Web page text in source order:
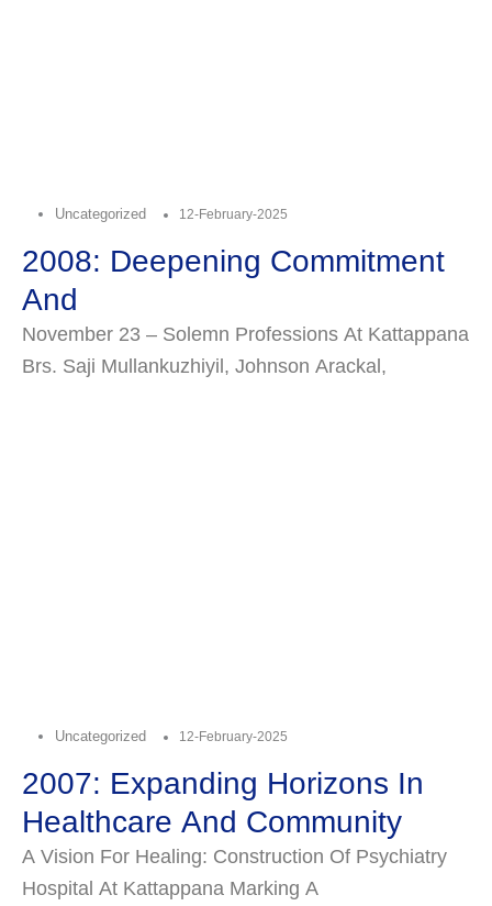
Uncategorized 12-February-2025
2008: Deepening Commitment
And
November 23 – Solemn Professions At Kattappana
Brs. Saji Mullankuzhiyil, Johnson Arackal,
Uncategorized 12-February-2025
2007: Expanding Horizons In
Healthcare And Community
A Vision For Healing: Construction Of Psychiatry
Hospital At Kattappana Marking A